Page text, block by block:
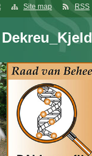
Site map RSS
Dekreu_Kjeld